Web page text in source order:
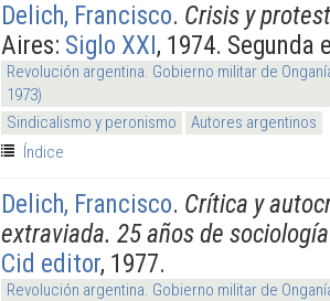
Delich, Francisco. Crisis y
Aires: Siglo XXI, 1974. Segunda
Revolución argentina. Gobierno militar de
1973)
Sindicalismo y peronismo
Autores argentinos
Índice
Delich, Francisco. Crítica y
extraviada. 25 años de sociología
Cid editor, 1977.
Revolución argentina. Gobierno militar de